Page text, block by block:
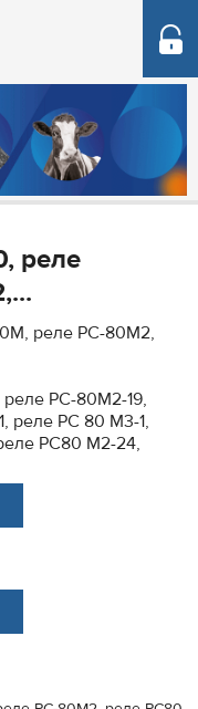
реле
реле РС-80М2,
РС-80М2-19,
реле РС 80 М3-1,
РС80 М2-24,